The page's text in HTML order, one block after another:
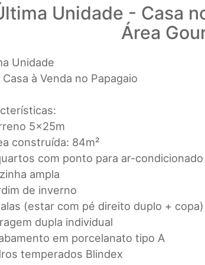
Unidade - Casa
Área
Unidade
Casa à Venda no Papagaio
5x25m
construída: 84m²
com ponto para ar-condicionado
ampla
de inverno
(estar com pé direito duplo + copa)
dupla individual
em porcelanato tipo A
temperados Blindex